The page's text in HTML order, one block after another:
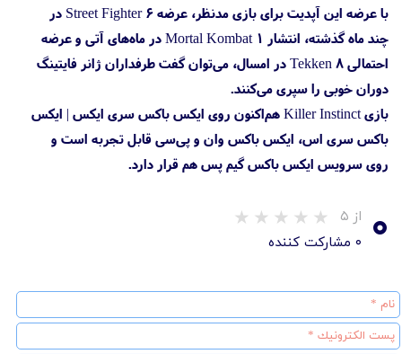
با عرضه این آپدیت برای بازی مدنظر، عرضه Street Fighter 6 در
چند ماه گذشته، انتشار Mortal Kombat 1 در ماه‌های آتی و عرضه
احتمالی Tekken 8 در امسال، می‌توان گفت طرفداران ژانر فایتینگ
دوران خوبی را سپری می‌کنند.
بازی Killer Instinct هم‌اکنون روی ایکس باکس سری ایکس | ایکس
باکس سری اس، ایکس باکس وان و پی‌سی قابل تجربه است و
روی سرویس ایکس باکس گیم پس هم قرار دارد.
۰ از ۵
۰ مشارکت کننده